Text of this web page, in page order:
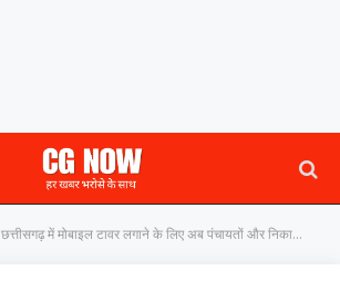
छत्तीसगढ़ में मोबाइल टावर लगाने के लिए अब पंचायतों और निकायों की NOC की जरूरत खत्म